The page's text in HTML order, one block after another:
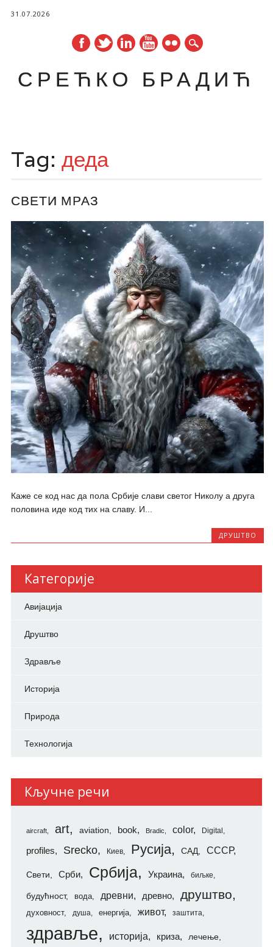
31.07.2026
СРЕЋКО БРАДИЋ
content
Tag: деда
СВЕТИ МРАЗ
Каже се код нас да пола Србије слави светог Николу а друга
половина иде код тих на славу. И...
ДРУШТВО
Категорије
Авијација
Друштво
Здравље
Историја
Природа
Технологија
Кључне речи
aircraft art aviation book Bradic color Digital
profiles Srecko Киев Русија САД СССР
Свети Срби Србија Украина биљке
будућност вода древни древно друштво
духовност душа енергија живот заштита
здравље историја криза лечење